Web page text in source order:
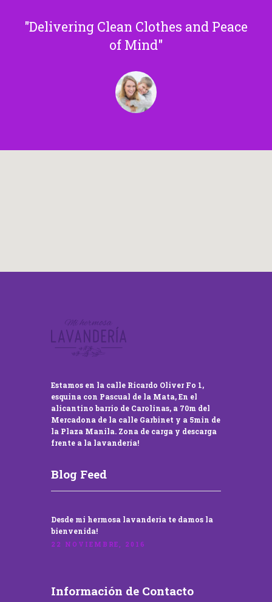
Delivering Clean Clothes and Peace
of Mind
Estamos en la calle Ricardo Oliver Fo 1,
esquina con Pascual de la Mata, En el
alicantino barrio de Carolinas, a 70m del
Mercadona de la calle Garbinet y a 5min de
la Plaza Manila. Zona de carga y descarga
frente a la lavandería!
Blog Feed
Desde mi hermosa lavandería te damos la
bienvenida!
22 NOVIEMBRE, 2016
Información de Contacto